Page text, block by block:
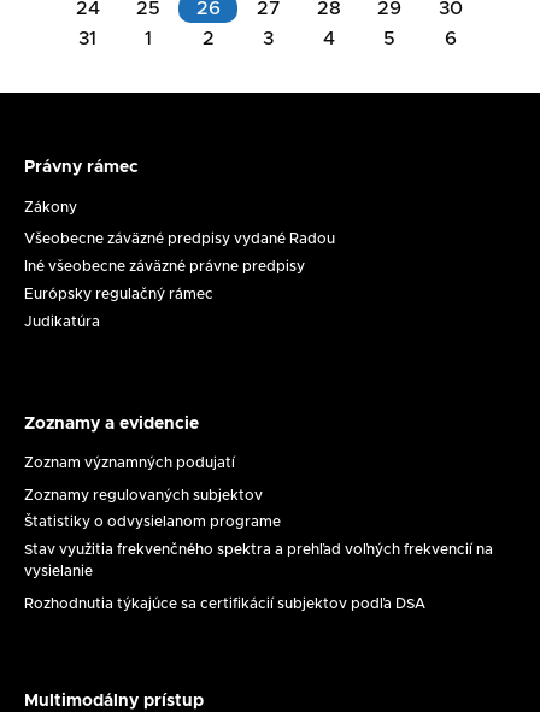
24
25 26 27 28 29
30
31
1 2 3 4 5 6
rámec
Právny rámec
Zákony
Všeobecne záväzné predpisy vydané Radou
Iné všeobecne záväzné právne predpisy
Európsky regulačný rámec
Judikatúra
a
evidencie
Zoznamy a evidencie
Zoznam významných podujatí
Zoznamy regulovaných subjektov
Štatistiky o odvysielanom programe
Stav využitia frekvenčného spektra a prehľad voľných frekvencií na
vysielanie
Rozhodnutia týkajúce sa certifikácií subjektov podľa DSA
Multimodálny prístup
na
11.08.2026
na
ochranu
maloletých
2026
na
Zasadnutie
RpMS
č.